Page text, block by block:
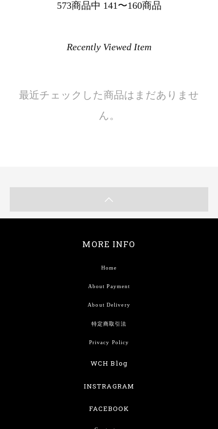
573商品中 141〜160商品
Recently Viewed Item
最近チェックした商品はまだありませ
ん。
MORE INFO
Home
About Payment
About Delivery
特定商取引法
Privacy Policy
WCH Blog
INSTRAGRAM
FACEBOOK